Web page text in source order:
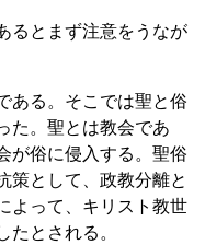
るとまず注意をうなが
ある。そこでは聖と俗
た。聖とは教会であ
が俗に侵入する。聖俗
策として、政教分離と
よって、キリスト教世
とされる。